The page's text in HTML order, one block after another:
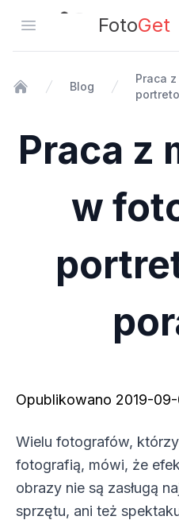
Otwórz menu
FotogetFotoGet
Blog
Praca
Praca z
w
Opublikowano 2019-09-
Wielu fotografów,
fotografią, mówi, że
obrazy nie są zasługą
sprzętu, ani też